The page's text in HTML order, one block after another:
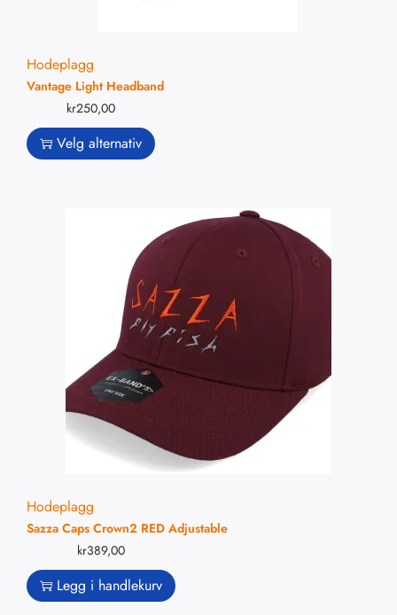
Hodeplagg
Vantage Light Headband
kr250,00
Velg alternativ
Hodeplagg
Sazza Caps Crown2 RED Adjustable
kr389,00
Legg i handlekurv